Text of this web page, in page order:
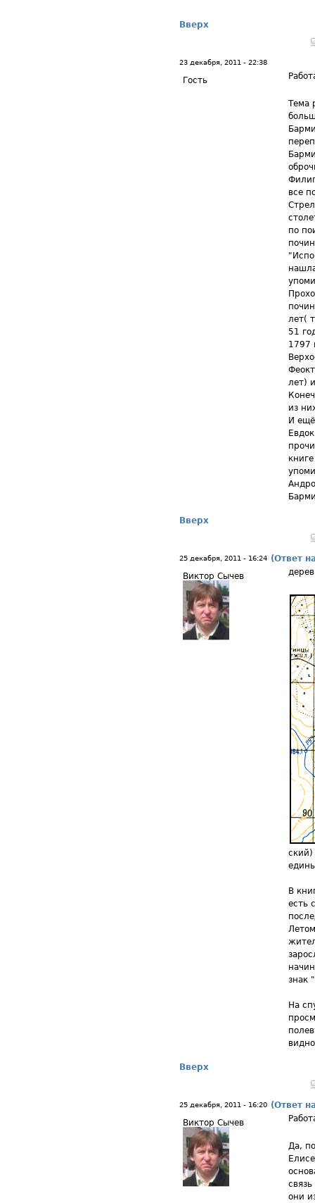
Вверх
23 декабря, 2011 - 22:38
Гость
Тема
все
по
лет(
51
1797
лет)
из
И
Вверх
25 декабря, 2011 - 16:24 (Ответ
Виктор Сычев
В
есть
знак
На
Вверх
25 декабря, 2011 - 16:20 (Ответ
Виктор Сычев
Да,
они